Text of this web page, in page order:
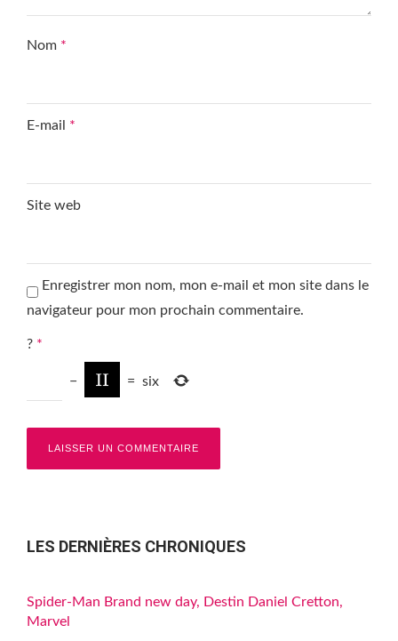
Nom *
E-mail *
Site web
Enregistrer mon nom, mon e-mail et mon site dans le
navigateur pour mon prochain commentaire.
? *
− = six
LES DERNIÈRES CHRONIQUES
Spider-Man Brand new day, Destin Daniel Cretton,
Marvel